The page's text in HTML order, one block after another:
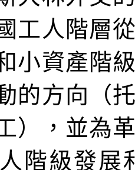
工人階層
小資產階
的方向（
），並為
階級發展